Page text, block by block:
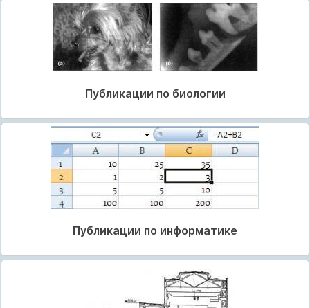
Публикации по биологии
Публикации по информатике